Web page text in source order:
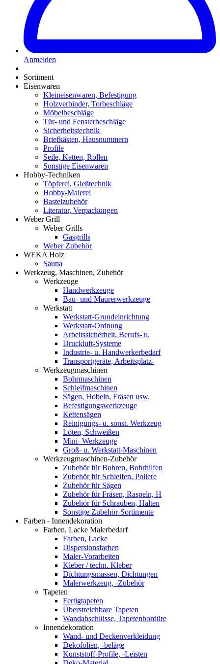
Anmelden
Sortiment
Eisenwaren
Kleineisenwaren, Befestigung
Holzverbinder, Torbeschläge
Möbelbeschläge
Tür- und Fensterbeschläge
Sicherheitstechnik
Briefkästen, Hausnummern
Profile
Seile, Ketten, Rollen
Sonstige Eisenwaren
Hobby-Techniken
Töpferei, Gießtechnik
Hobby-Malerei
Bastelzubehör
Literatur, Verpackungen
Weber Grill
Weber Grills
Gasgrills
Weber Zubehör
WEKA Holz
Sauna
Werkzeug, Maschinen, Zubehör
Werkzeuge
Handwerkzeuge
Bau- und Maurerwerkzeuge
Werkstatt
Werkstatt-Grundeinrichtung
Werkstatt-Ordnung
Arbeitssicherheit, Berufs- u.
Druckluft-Systeme
Industrie- u. Handwerkerbedarf
Transportgeräte, Arbeitsplatz-
Werkzeugmaschinen
Bohrmaschinen
Schleifmaschinen
Sägen, Hobeln, Fräsen usw.
Befestigungswerkzeuge
Kettensägen
Reinigungs- u. sonst. Werkzeug
Löten, Schweißen
Mini- Werkzeuge
Groß- u. Werkstatt-Maschinen
Werkzeugmaschinen-Zubehör
Zubehör für Bohren, Bohrhilfen
Zubehör für Schleifen, Poliere
Zubehör für Sägen
Zubehör für Fräsen, Raspeln, H
Zubehör für Schrauben, Halten
Sonstige Zubehör-Sortimente
Farben - Innendekoration
Farben, Lacke Malerbedarf
Farben, Lacke
Dispersionsfarben
Maler-Vorarbeiten
Kleber / techn. Kleber
Dichtungsmassen, Dichtungen
Malerwerkzeug, -Zubehör
Tapeten
Fertigtapeten
Überstreichbare Tapeten
Wandabschlüsse, Tapetenbordüre
Innendekoration
Wand- und Deckenverkleidung
Dekofolien, -beläge
Kunststoff-Profile, -Leisten